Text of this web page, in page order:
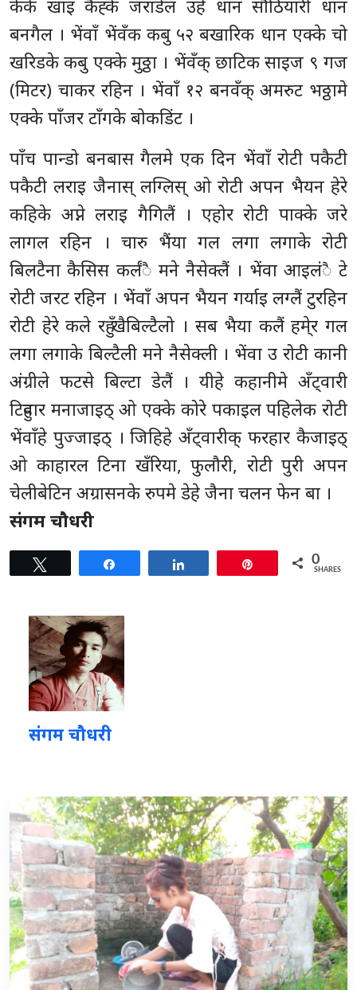
केके खाइ कैह्के जराडेल उहे धान सौठियारी धान
बनगैल । भेंवाँ भेंवँक कबु ५२ बखारिक धान एक्के चो
खरिडके कबु एक्के मुठ्ठा । भेंवँक् छाटिक साइज ९ गज
(मिटर) चाकर रहिन । भेंवाँ १२ बनवँक् अमरुट भठ्ठामे
एक्के पाँजर टाँगके बोकडिंट ।
पाँच पान्डो बनबास गैलमे एक दिन भेंवाँ रोटी पकैटी
पकैटी लराइ जैनास् लग्लिस् ओ रोटी अपन भैयन हेरे
कहिके अप्ने लराइ गैगिलैं । एहोर रोटी पाक्के जरे
लागल रहिन । चारु भैंया गल लगा लगाके रोटी
बिलटैना कैसिस कर्लंै मने नैसेक्लैं । भेंवा आइलंै टे
रोटी जरट रहिन । भेंवाँ अपन भैयन गर्याइ लग्लैं टुरहिन
रोटी हेरे कले रहुँ खैबिल्टैलो । सब भैया कलैं हमे्र गल
लगा लगाके बिल्टैली मने नैसेक्ली । भेंवा उ रोटी कानी
अंग्रीले फटसे बिल्टा डेलैं । यीहे कहानीमे अँट्वारी
टिहुवार मनाजाइठ् ओ एक्के कोरे पकाइल पहिलेक रोटी
भेंवाँहे पुज्जाइठ् । जिहिहे अँट्वारीक् फरहार कैजाइठ्
ओ काहारल टिना खँरिया, फुलौरी, रोटी पुरी अपन
चेलीबेटिन अग्रासनके रुपमे डेहे जैना चलन फेन बा ।
संगम चौधरी
0
SHARES
संगम चौधरी